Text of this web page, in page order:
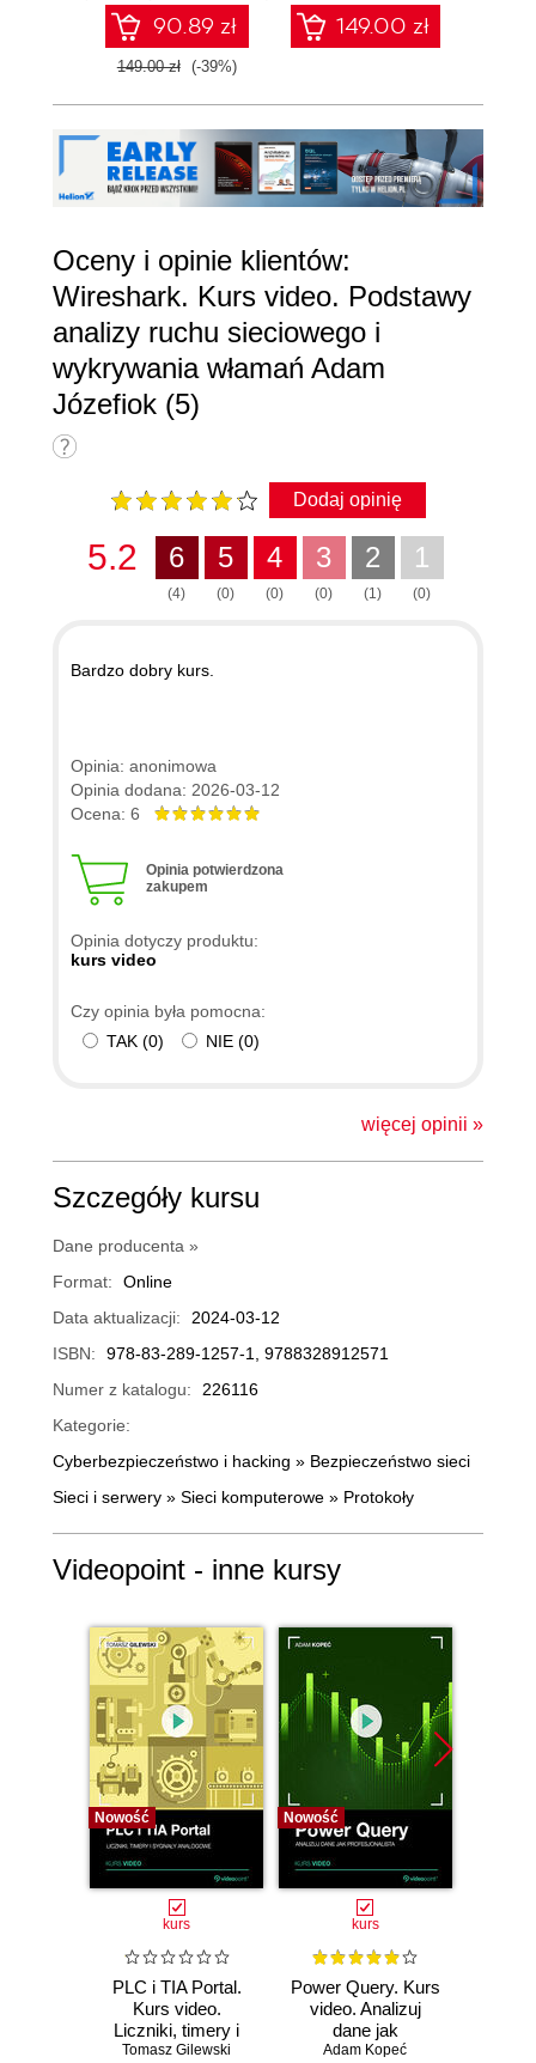
VOIP za pomocą programu
Wireshark
4.17. Zakończenie 00:02:43
90.89 zł
149.00 zł (-39%)
149.00 zł
Oceny i opinie klientów:
Wireshark. Kurs video. Podstawy
analizy ruchu sieciowego i
wykrywania włamań Adam
Józefiok (5)
Dodaj opinię
5.2 6
(4)
5
(0)
4
(0)
3
(0)
2
(1)
1
(0)
Bardzo dobry kurs.
Opinia: anonimowa
Opinia dodana: 2026-03-12
Ocena: 6
Opinia potwierdzona
zakupem
Opinia dotyczy produktu:
kurs video
Czy opinia była pomocna:
TAK (0) NIE (0)
więcej opinii »
Szczegóły kursu
Dane producenta »
Format:
Online
Data aktualizacji:
2024-03-12
ISBN:
978-83-289-1257-1, 9788328912571
Numer z katalogu:
226116
Kategorie:
Cyberbezpieczeństwo i hacking » Bezpieczeństwo sieci
Sieci i serwery » Sieci komputerowe » Protokoły
Videopoint - inne kursy
Nowość
kurs
PLC i TIA Portal.
Kurs video.
Liczniki, timery i
sygnały analogowe
Tomasz Gilewski
Nowość
kurs
Power Query. Kurs
video. Analizuj
dane jak
profesjonalista
Adam Kopeć